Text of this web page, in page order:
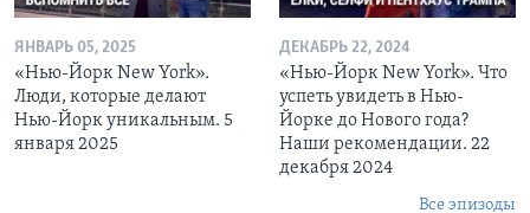
ЯНВАРЬ 05, 2025
«Нью-Йорк New York».
Люди, которые делают
Нью-Йорк уникальным. 5
января 2025
ДЕКАБРЬ 22, 2024
«Нью-Йорк New York». Что
успеть увидеть в Нью-
Йорке до Нового года?
Наши рекомендации. 22
декабря 2024
Все эпизоды